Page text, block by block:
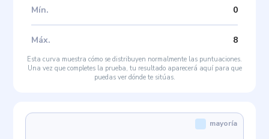
Mín. 0
Máx. 8
Esta curva muestra cómo se distribuyen normalmente las puntuaciones.
Una vez que completes la prueba, tu resultado aparecerá aquí para que
puedas ver dónde te sitúas.
mayoría